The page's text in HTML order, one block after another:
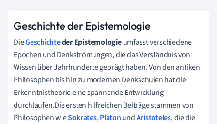
Geschichte der Epistemologie
DieGeschichteder Epistemologieumfasst verschiedene
Epochen und Denkströmungen, die das Verständnis von
Wissen über Jahrhunderte geprägt haben. Von den antiken
Philosophen bis hin zu modernen Denkschulen hat die
Erkenntnistheorie eine spannende Entwicklung
durchlaufen.Die ersten hilfreichen Beiträge stammen von
Philosophen wieSokrates,PlatonundAristoteles, die die